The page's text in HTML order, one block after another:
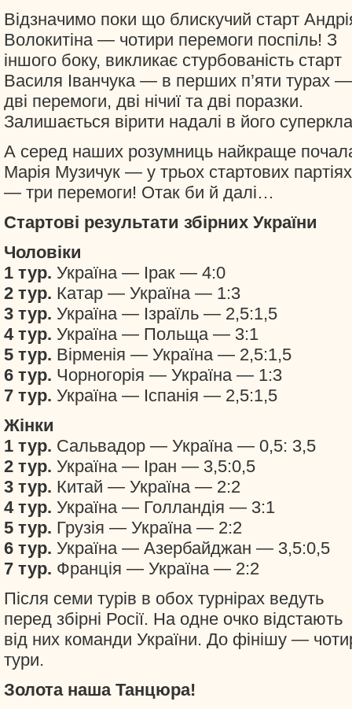
Відзначимо поки що блискучий старт
Волокитіна — чотири перемоги поспіль! З
іншого боку, викликає стурбованість старт
Василя Іванчука — в перших п’яти турах —
дві перемоги, дві нічиї та дві поразки.
Залишається вірити надалі в його
А серед наших розумниць найкраще
Марія Музичук — у трьох стартових партіях
— три перемоги! Отак би й далі…
Стартові результати збірних України
Чоловіки
1 тур. Україна — Ірак — 4:0
2 тур. Катар — Україна — 1:3
3 тур. Україна — Ізраїль — 2,5:1,5
4 тур. Україна — Польща — 3:1
5 тур. Вірменія — Україна — 2,5:1,5
6 тур. Чорногорія — Україна — 1:3
7 тур. Україна — Іспанія — 2,5:1,5
Жінки
1 тур. Сальвадор — Україна — 0,5: 3,5
2 тур. Україна — Іран — 3,5:0,5
3 тур. Китай — Україна — 2:2
4 тур. Україна — Голландія — 3:1
5 тур. Грузія — Україна — 2:2
6 тур. Україна — Азербайджан — 3,5:0,5
7 тур. Франція — Україна — 2:2
Після семи турів в обох турнірах ведуть
перед збірні Росії. На одне очко відстають
від них команди України. До фінішу —
тури.
Золота наша Танцюра!